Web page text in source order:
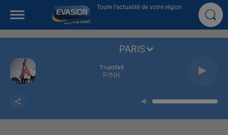
Toute l'actualité de votre région
Trustfall
PINK
PARIS